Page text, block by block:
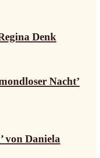
Denk
Nacht’
von Daniela